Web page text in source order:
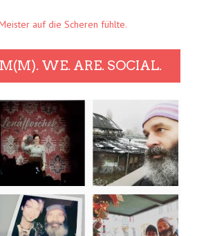
auf die Scheren fühlte.
WE. ARE. SOCIAL.